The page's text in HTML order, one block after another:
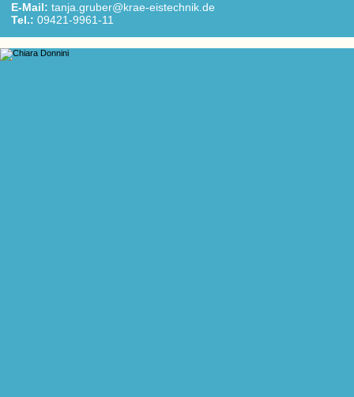
E-Mail: tanja.gruber@krae-eistechnik.de
Tel.: 09421-9961-11